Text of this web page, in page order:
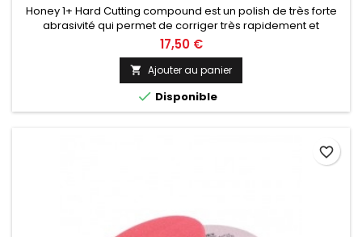
Honey 1+ Hard Cutting compound est un polish de très forte
abrasivité qui permet de corriger très rapidement et
efficacement. Contenance de 250g, 500g ou 1Kg au choix.
17,50 €
 Ajouter au panier
 Disponible
favorite_border